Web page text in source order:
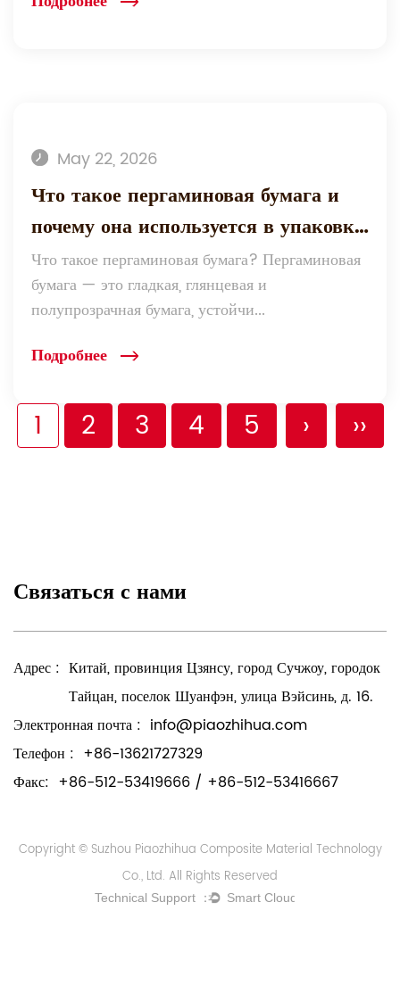
May 22, 2026
Что такое пергаминовая бумага и
почему она используется в упаковке
и поделках?
Что такое пергаминовая бумага? Пергаминовая
бумага — это гладкая, глянцевая и
полупрозрачная бумага, устойчи...
Подробнее
1 2 3 4 5 › ››
Связаться с нами
Адрес : Китай, провинция Цзянсу, город Сучжоу, городок
Тайцан, поселок Шуанфэн, улица Вэйсинь, д. 16.
Электронная почта : info@piaozhihua.com
Телефон : +86-13621727329
Факс: +86-512-53419666 / +86-512-53416667
Copyright © Suzhou Piaozhihua Composite Material Technology
Co., Ltd. All Rights Reserved